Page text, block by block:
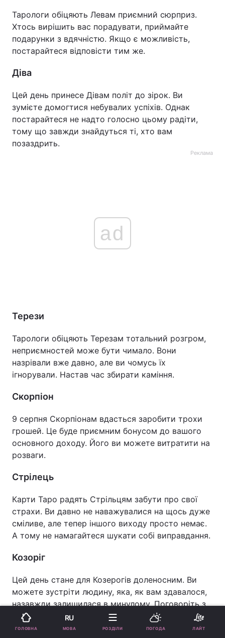
Тарологи обіцяють Левам приємний сюрприз.
Хтось вирішить вас порадувати, приймайте
подарунки з вдячністю. Якщо є можливість,
постарайтеся відповісти тим же.
Діва
Цей день принесе Дівам політ до зірок. Ви
зумієте домогтися небувалих успіхів. Однак
постарайтеся не надто голосно цьому радіти,
тому що завжди знайдуться ті, хто вам
позаздрить.
Реклама
ad
Терези
Тарологи обіцяють Терезам тотальний розгром,
неприємностей може бути чимало. Вони
назрівали вже давно, але ви чомусь їх
ігнорували. Настав час збирати каміння.
Скорпіон
9 серпня Скорпіонам вдасться заробити трохи
грошей. Це буде приємним бонусом до вашого
основного доходу. Його ви можете витратити на
розваги.
Стрілець
Карти Таро радять Стрільцям забути про свої
страхи. Ви давно не наважувалися на щось дуже
сміливе, але тепер іншого виходу просто немає.
А тому не намагайтеся шукати собі виправдання.
Козоріг
Цей день стане для Козерогів доленосним. Ви
можете зустріти людину, яка, як вам здавалося,
назавжди залишилася в минулому. Поговоріть з
нею, це все змінить.
ГОЛОВНА
RU
МОВА РОЗДІЛИ ПОГОДА ЛАЙТ